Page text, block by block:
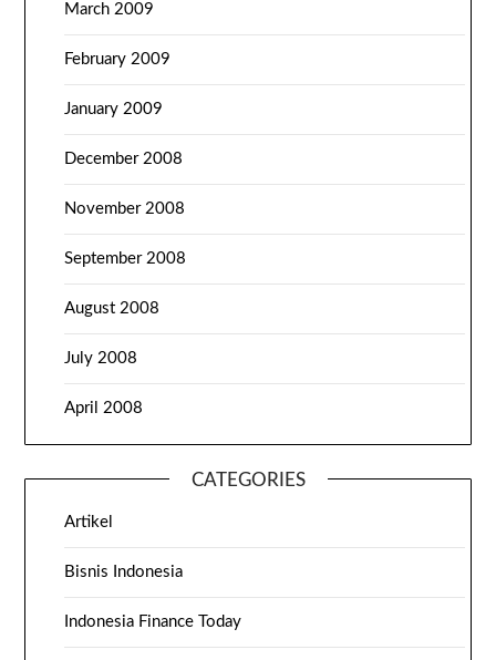
March 2009
February 2009
January 2009
December 2008
November 2008
September 2008
August 2008
July 2008
April 2008
CATEGORIES
Artikel
Bisnis Indonesia
Indonesia Finance Today